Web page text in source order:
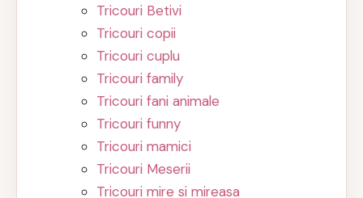
Tricouri Betivi
Tricouri copii
Tricouri cuplu
Tricouri family
Tricouri fani animale
Tricouri funny
Tricouri mamici
Tricouri Meserii
Tricouri mire si mireasa